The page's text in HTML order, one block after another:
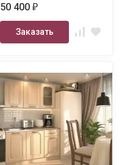
50 400₽
Заказать